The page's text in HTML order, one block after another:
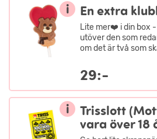
i En extra
Lite mer❤️ i din box
utöver den som
om det är två som
29:-
i
Trisslott
vara över 18